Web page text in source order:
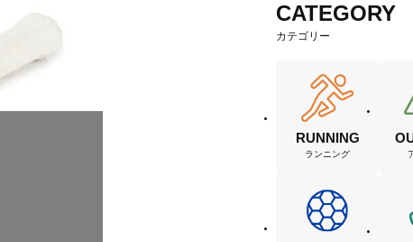
CATEGORY
カテゴリー
RUNNING
ランニング